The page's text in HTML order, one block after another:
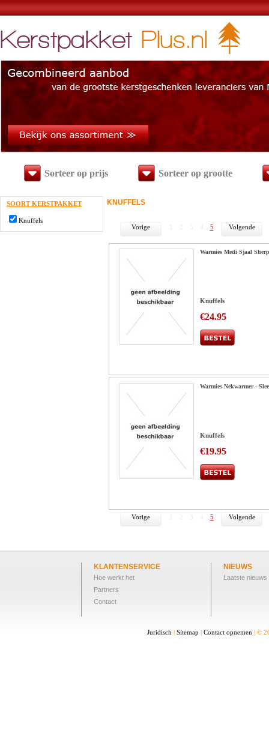
Sorteer op prijs Sorteer op grootte
SOORT KERSTPAKKET
Knuffels
KNUFFELS
Vorige 5 Volgende
Warmies Medi Sjaal
Knuffels
€24.95
Warmies Nekwarmer -
Knuffels
€19.95
Vorige 5 Volgende
KLANTENSERVICE
Hoe werkt het
Partners
Contact
NIEUWS
Laatste nieuws
Juridisch | Sitemap | Contact opnemen | ©